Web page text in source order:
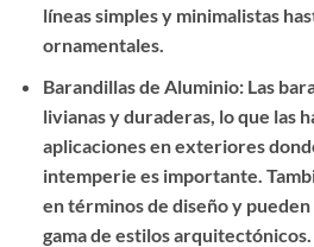
líneas simples y minimalistas
ornamentales.
Barandillas de Aluminio: Las
livianas y duraderas, lo que las
aplicaciones en exteriores
intemperie es importante.
en términos de diseño y
gama de estilos arquitectónicos.